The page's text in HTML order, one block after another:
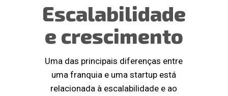
Escalabilidade
e crescimento
Uma das principais diferenças entre
uma franquia e uma startup está
relacionada à escalabilidade e ao